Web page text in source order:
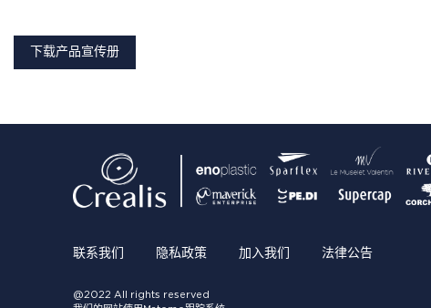
下载产品宣传册
联系我们 隐私政策 加入我们 法律公告
@2022 All rights reserved